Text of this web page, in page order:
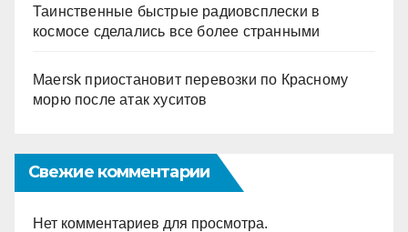
Таинственные быстрые радиовсплески в
космосе сделались все более странными
Maersk приостановит перевозки по Красному
морю после атак хуситов
Свежие комментарии
Нет комментариев для просмотра.